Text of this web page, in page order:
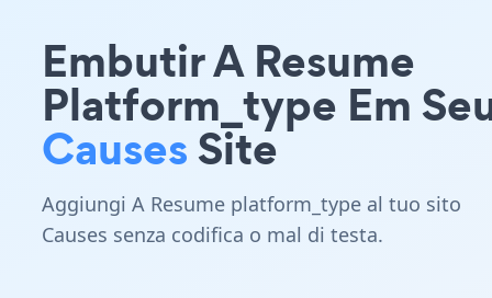
Embutir A Resume
Platform_type Em
CausesSite
Aggiungi A Resume platform_type al tuo sito
Causes senza codifica o mal di testa.